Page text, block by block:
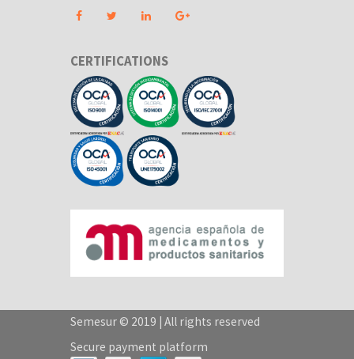
CERTIFICATIONS
Semesur © 2019 | All rights reserved
Secure payment platform